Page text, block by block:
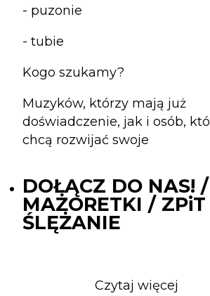
- puzonie
- tubie
Kogo szukamy?
Muzyków, którzy mają już
doświadczenie, jak i osób,
chcą rozwijać swoje
DOŁĄCZ DO NAS! /
MAŻORETKI / ZPiT
ŚLĘŻANIE
Czytaj więcej